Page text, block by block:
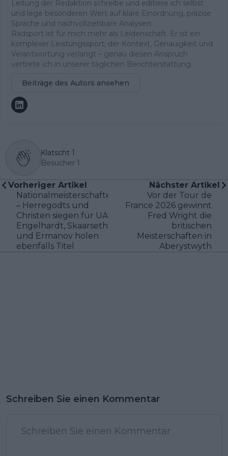
Leitung der Redaktion schreibe und editiere ich selbst
und lege besonderen Wert auf klare Einordnung, präzise
Sprache und nachvollziehbare Analysen.
Radsport ist für mich mehr als Leidenschaft. Er ist ein
komplexer Leistungssport, der Kontext, Genauigkeit und
Verantwortung verlangt – genau diesen Anspruch
vertrete ich in unserer täglichen Berichterstattung.
Beiträge des Autors ansehen
Klatscht 1
Besucher 1
Vorheriger Artikel
Nationalmeisterschaften
– Herregodts und
Christen siegen für UAE;
Engelhardt, Skaarseth
und Ermanov holen
ebenfalls Titel
Nächster Artikel
Vor der Tour de
France 2026 gewinnt
Fred Wright die
britischen
Meisterschaften in
Aberystwyth
Schreiben Sie einen Kommentar